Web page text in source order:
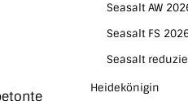
Seasalt AW
Seasalt FS
Seasalt
Heidekönigin